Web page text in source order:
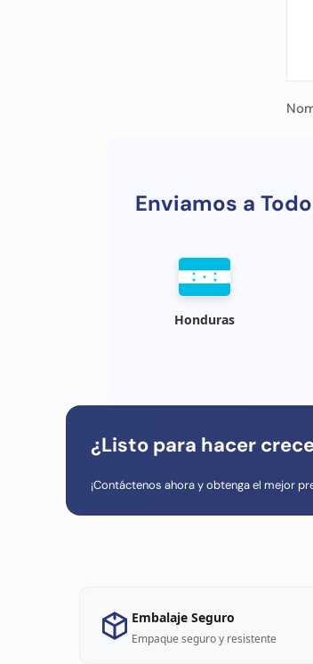
Enviamos a
Honduras
¿Listo para hacer
¡Contáctenos ahora y obtenga el mejor
Embalaje Seguro
Empaque seguro y resistente